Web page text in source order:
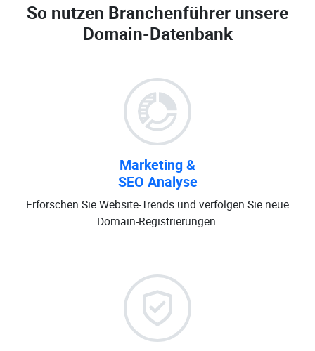
So nutzen Branchenführer unsere
Domain-Datenbank
Marketing &
SEO Analyse
Erforschen Sie Website-Trends und verfolgen Sie neue
Domain-Registrierungen.